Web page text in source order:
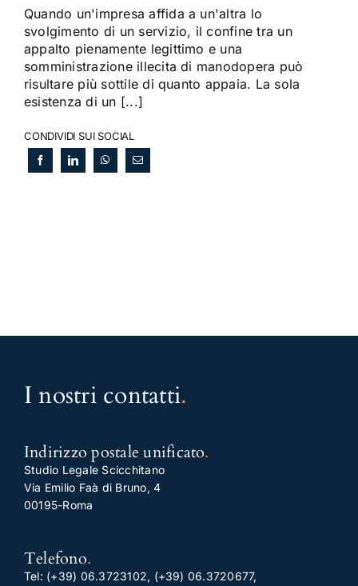
Quando un'impresa affida a un'altra lo
svolgimento di un servizio, il confine tra un
appalto pienamente legittimo e una
somministrazione illecita di manodopera può
risultare più sottile di quanto appaia. La sola
esistenza di un [...]
CONDIVIDI SUI SOCIAL
I nostri contatti.
Indirizzo postale unificato.
Studio Legale Scicchitano
Via Emilio Faà di Bruno, 4
00195-Roma
Telefono.
Tel: (+39) 06.3723102, (+39) 06.3720677,